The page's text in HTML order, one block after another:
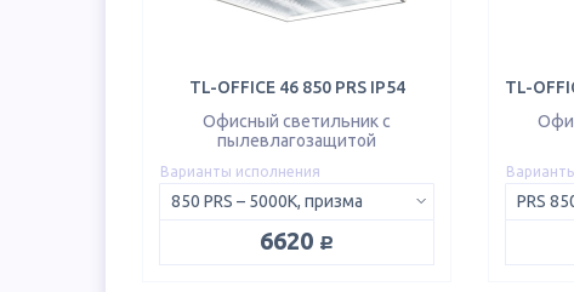
TL-OFFICE 46 850 PRS IP54
Офисный светильник с
пылевлагозащитой
Варианты исполнения
850 PRS – 5000K, призма
6620 руб.
PRS